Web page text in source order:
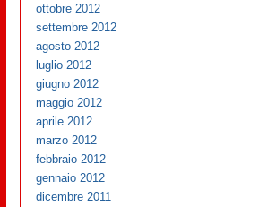
ottobre 2012
settembre 2012
agosto 2012
luglio 2012
giugno 2012
maggio 2012
aprile 2012
marzo 2012
febbraio 2012
gennaio 2012
dicembre 2011